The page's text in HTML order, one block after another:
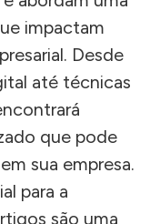
impactam
Desde
até técnicas
que pode
sua empresa.
para a
são uma